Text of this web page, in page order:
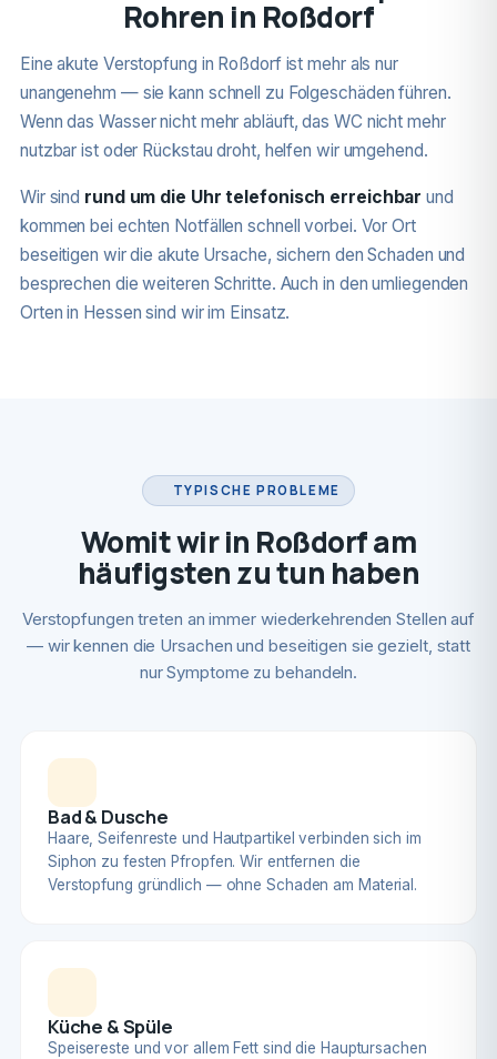
Rohren in Roßdorf
Eine akute Verstopfung in Roßdorf ist mehr als nur
unangenehm — sie kann schnell zu Folgeschäden führen.
Wenn das Wasser nicht mehr abläuft, das WC nicht mehr
nutzbar ist oder Rückstau droht, helfen wir umgehend.
Wir sind rund um die Uhr telefonisch erreichbar und
kommen bei echten Notfällen schnell vorbei. Vor Ort
beseitigen wir die akute Ursache, sichern den Schaden und
besprechen die weiteren Schritte. Auch in den umliegenden
Orten in Hessen sind wir im Einsatz.
TYPISCHE PROBLEME
Womit wir in Roßdorf am
häufigsten zu tun haben
Verstopfungen treten an immer wiederkehrenden Stellen auf
— wir kennen die Ursachen und beseitigen sie gezielt, statt
nur Symptome zu behandeln.
Bad & Dusche
Haare, Seifenreste und Hautpartikel verbinden sich im
Siphon zu festen Pfropfen. Wir entfernen die
Verstopfung gründlich — ohne Schaden am Material.
Küche & Spüle
Speisereste und vor allem Fett sind die Hauptursachen